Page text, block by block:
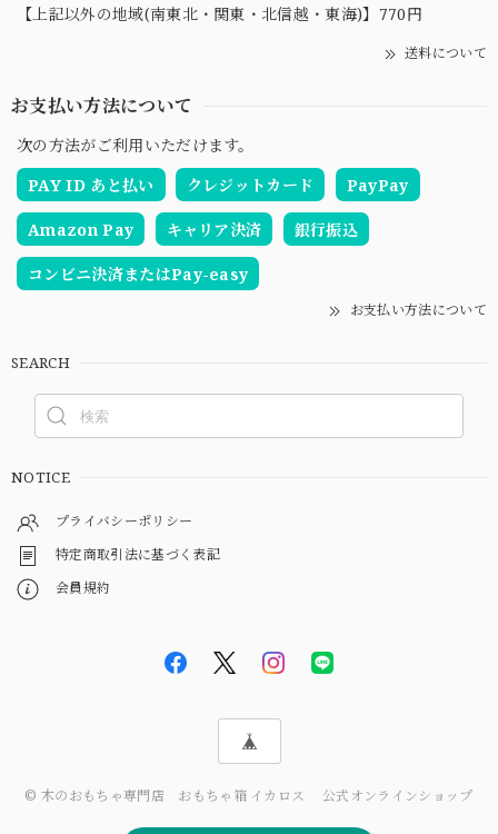
【上記以外の地域(南東北・関東・北信越・東海)】770円
送料について
お支払い方法について
次の方法がご利用いただけます。
PAY ID あと払い
クレジットカード PayPay
Amazon Pay キャリア決済 銀行振込
コンビニ決済またはPay-easy
お支払い方法について
SEARCH
NOTICE
プライバシーポリシー
特定商取引法に基づく表記
会員規約
© 木のおもちゃ専門店 おもちゃ箱 イカロス 公式オンラインショップ